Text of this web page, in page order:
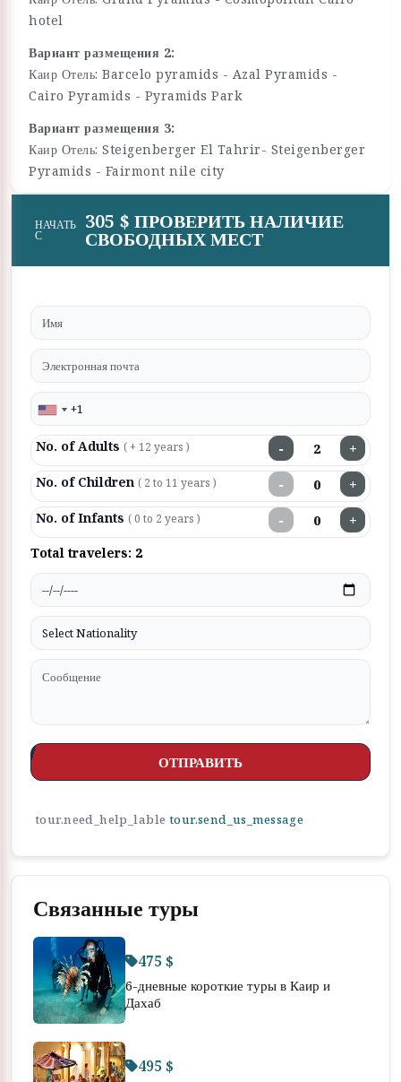
hotel
Вариант размещения 2:
Каир Отель: Barcelo pyramids - Azal Pyramids -
Cairo Pyramids - Pyramids Park
Вариант размещения 3:
Каир Отель: Steigenberger El Tahrir- Steigenberger
Pyramids - Fairmont nile city
НАЧАТЬ
С
305 $ ПРОВЕРИТЬ НАЛИЧИЕ
СВОБОДНЫХ МЕСТ
No. of Adults ( + 12 years ) − +
No. of Children ( 2 to 11 years ) − +
No. of Infants ( 0 to 2 years ) − +
Total travelers: 2
ОТПРАВИТЬ
tour.need_help_lable tour.send_us_message
Связанные туры
475 $
6-дневные короткие туры в Каир и
Дахаб
495 $